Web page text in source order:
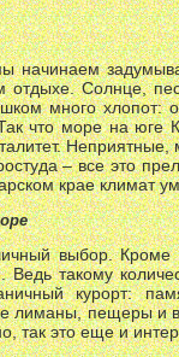
начинаем
Солнце,
много хлопот:
что море на юге
Неприятные,
– все это
крае климат
выбор. Кроме
Ведь такому
курорт:
лиманы, пещеры и
так это еще и